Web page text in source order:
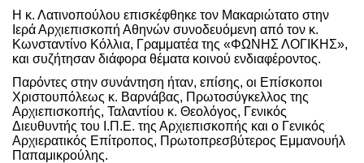
Η κ. Λατινοπούλου επισκέφθηκε τον Μακαριώτατο στην
Ιερά Αρχιεπισκοπή Αθηνών συνοδευόμενη από τον κ.
Κωνσταντίνο Κόλλια, Γραμματέα της «ΦΩΝΗΣ ΛΟΓΙΚΗΣ»,
και συζήτησαν διάφορα θέματα κοινού ενδιαφέροντος.
Παρόντες στην συνάντηση ήταν, επίσης, οι Επίσκοποι
Χριστουπόλεως κ. Βαρνάβας, Πρωτοσύγκελλος της
Αρχιεπισκοπής, Ταλαντίου κ. Θεολόγος, Γενικός
Διευθυντής του Ι.Π.Ε. της Αρχιεπισκοπής και ο Γενικός
Αρχιερατικός Επίτροπος, Πρωτοπρεσβύτερος Εμμανουήλ
Παπαμικρούλης.